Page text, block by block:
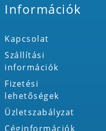
Információk
Kapcsolat
Szállítási
információk
Fizetési
lehetőségek
Üzletszabályzat
Céginformációk